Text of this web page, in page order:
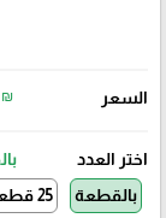
السعر ₪
اختر العدد
بالقطعة
25 قطعة